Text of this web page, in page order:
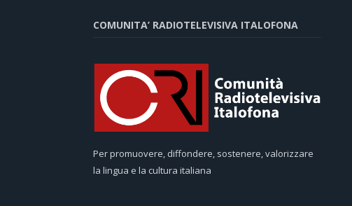
COMUNITA’ RADIOTELEVISIVA ITALOFONA
Per promuovere, diffondere, sostenere, valorizzare
la lingua e la cultura italiana